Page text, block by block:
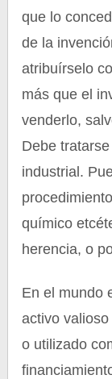
que lo
de la
atribuírselo
más que el
venderlo,
Debe
industrial.
químico
herencia, o
En el mundo
activo
o utilizado